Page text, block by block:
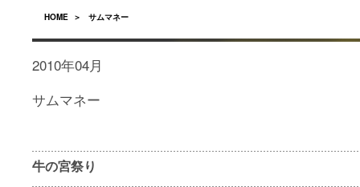
HOME ＞ サムマネー
2010年04月
サムマネー
牛の宮祭り